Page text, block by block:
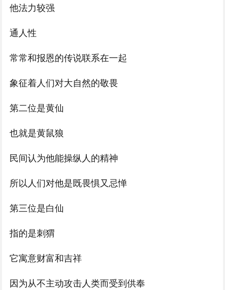
他法力较强
通人性
常常和报恩的传说联系在一起
象征着人们对大自然的敬畏
第二位是黄仙
也就是黄鼠狼
民间认为他能操纵人的精神
所以人们对他是既畏惧又忌惮
第三位是白仙
指的是刺猬
它寓意财富和吉祥
因为从不主动攻击人类而受到供奉